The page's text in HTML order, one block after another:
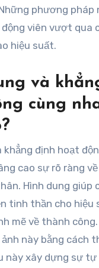
phương pháp
động viên vượt qua
hiệu suất.
và
cùng
khẳng định hoạt
cao sự rõ ràng
Hình dung giúp
tinh thần cho hiệu
mẽ về thành
ảnh này bằng cách
này xây dựng sự tự